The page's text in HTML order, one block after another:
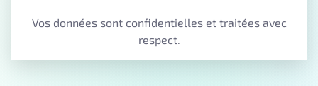
Vos données sont confidentielles et traitées avec
respect.